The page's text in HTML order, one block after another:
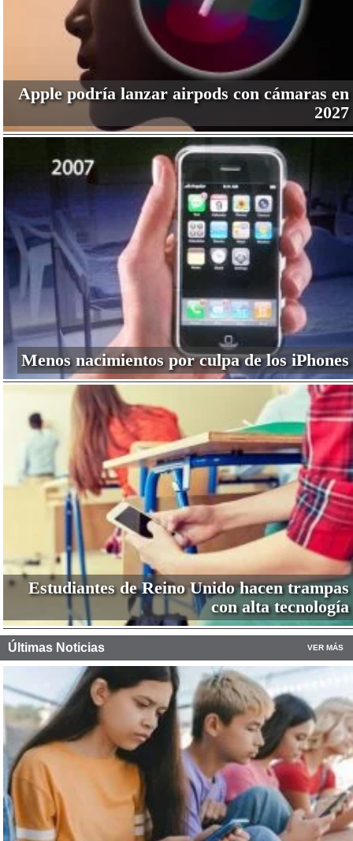
Apple podría lanzar airpods con cámaras en
2027
Menos nacimientos por culpa de los iPhones
Estudiantes de Reino Unido hacen trampas
con alta tecnología
Últimas Noticias VER MÁS